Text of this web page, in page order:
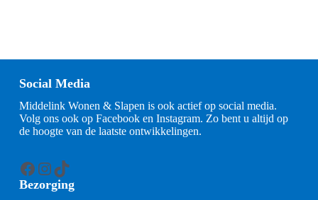
Social Media
Middelink Wonen & Slapen is ook actief op social media.
Volg ons ook op Facebook en Instagram. Zo bent u altijd op
de hoogte van de laatste ontwikkelingen.
Facebook
Instagram
TikTok
Bezorging